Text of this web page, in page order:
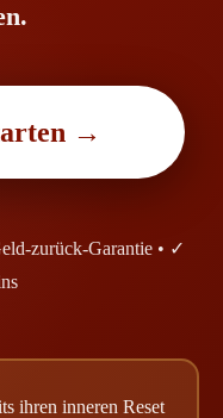
→
zurück-Garantie • ✓
ihren inneren Reset